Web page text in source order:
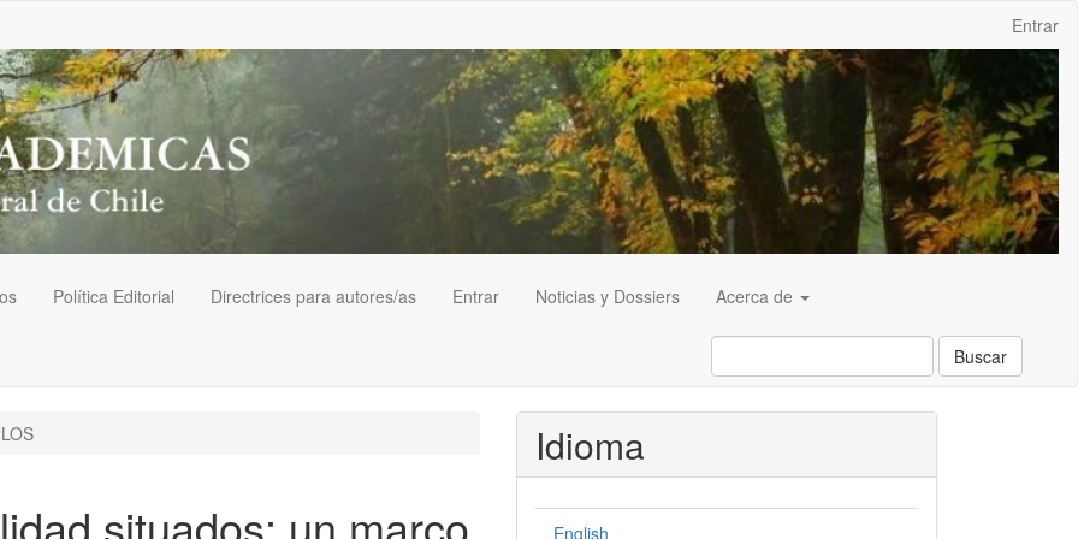
Entrar
Política Editorial Directrices para autores/as Entrar Noticias y Dossiers Acerca de
Buscar
situados: un marco
Idioma
English